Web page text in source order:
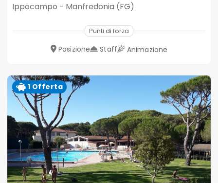
Ippocampo - Manfredonia (FG)
Punti di forza
Posizione Staff Animazione
1 Offerta